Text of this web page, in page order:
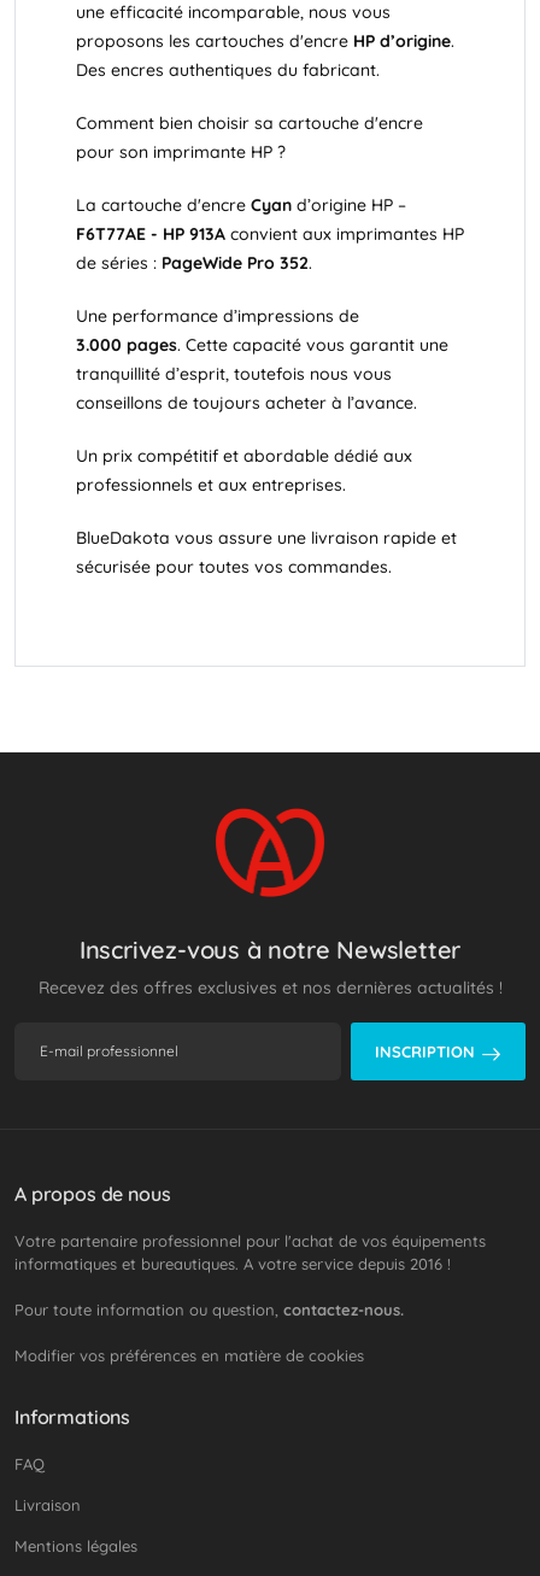
une efficacité incomparable, nous vous
proposons les cartouches d'encre HP d’origine.
Des encres authentiques du fabricant.
Comment bien choisir sa cartouche d'encre
pour son imprimante HP ?
La cartouche d'encre Cyan d’origine HP –
F6T77AE - HP 913A convient aux imprimantes HP
de séries : PageWide Pro 352.
Une performance d’impressions de
3.000 pages. Cette capacité vous garantit une
tranquillité d’esprit, toutefois nous vous
conseillons de toujours acheter à l’avance.
Un prix compétitif et abordable dédié aux
professionnels et aux entreprises.
BlueDakota vous assure une livraison rapide et
sécurisée pour toutes vos commandes.
Inscrivez-vous à notre Newsletter
Recevez des offres exclusives et nos dernières actualités !
INSCRIPTION
A propos de nous
Votre partenaire professionnel pour l'achat de vos équipements
informatiques et bureautiques. A votre service depuis 2016 !
Pour toute information ou question, contactez-nous.
Modifier vos préférences en matière de cookies
Informations
FAQ
Livraison
Mentions légales